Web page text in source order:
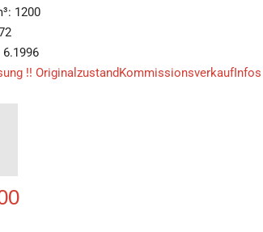
1200
6.1996
!! OriginalzustandKommissionsverkaufInfos